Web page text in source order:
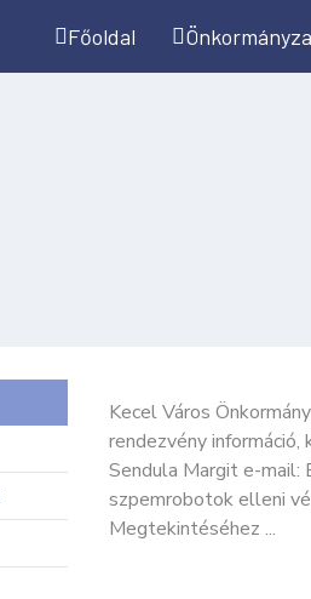
Főoldal
Kecel Város
rendezvény
Sendula Margit e-mail:
szpemrobotok elleni
Megtekintéséhez ...